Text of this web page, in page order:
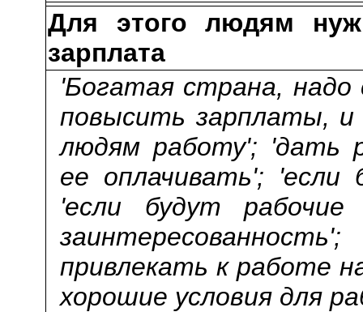
Для этого людям
зарплата
'Богатая страна,
повысить зарплаты, и
людям работу'; 'дать
ее оплачивать'; 'если
'если будут
привлекать к работе
хорошие условия для